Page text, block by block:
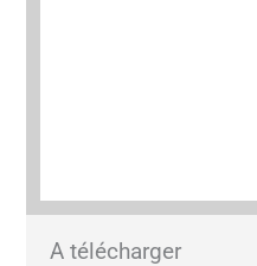
A télécharger